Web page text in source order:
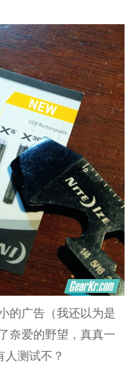
的广告（我还以为是
奈爱的野望，真真一
人测试不？